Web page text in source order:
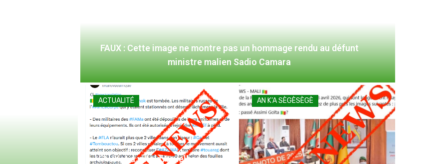
FAUX : Cette image ne montre pas un hommage rendu au défunt
ministre malien Sadio Camara
ACTUALITÉ
FAUX : La ville d’Aguelhoc
AN K’A SÈGÈSÈGÈ